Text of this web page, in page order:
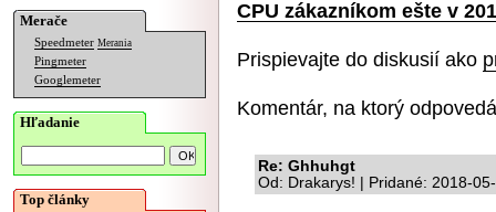
Merače
Speedmeter Merania
Pingmeter
Googlemeter
Hľadanie
Top články
CPU zákazníkom ešte v
Prispievajte do diskusií ako
Komentár, na ktorý
Re: Ghhuhgt
Od: Drakarys! | Pridané: 2018-